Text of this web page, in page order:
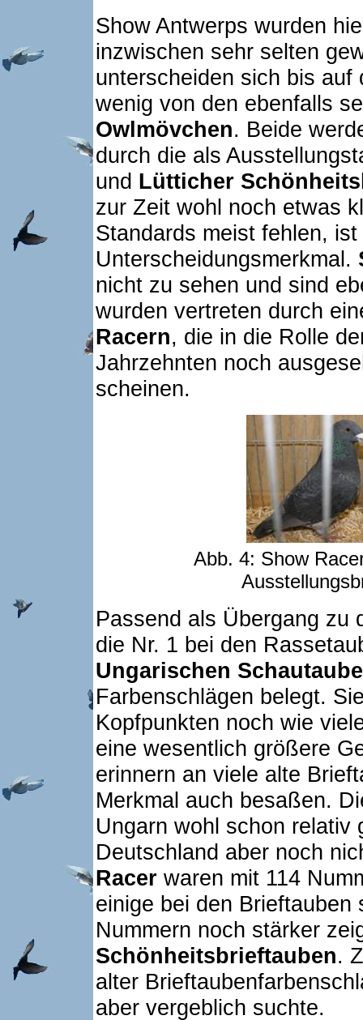
Show Antwerps wurden
inzwischen sehr selten
unterscheiden sich bis auf
wenig von den ebenfalls
Owlmövchen. Beide
durch die als
und Lütticher
zur Zeit wohl noch etwas
Standards meist fehlen,
Unterscheidungsmerkmal.
nicht zu sehen und sind
wurden vertreten durch
Racern, die in die Rolle
Jahrzehnten noch
scheinen.
Abb. 4: Show
Passend als Übergang zu
die Nr. 1 bei den
Ungarischen
Farbenschlägen belegt.
Kopfpunkten noch wie
eine wesentlich größere
erinnern an viele alte
Merkmal auch besaßen.
Ungarn wohl schon relativ
Deutschland aber noch
Racerwaren mit 114
einige bei den
Nummern noch stärker
Schönheitsbrieftauben.
alter
aber vergeblich suchte.